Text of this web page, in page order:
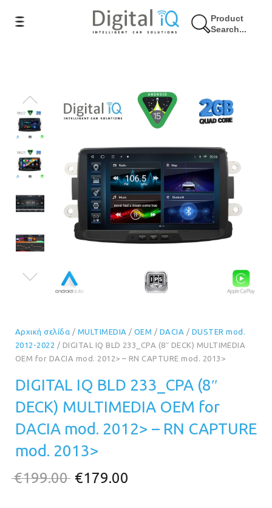
Product
Search...
10% Έκπτωση
Αρχική σελίδα / MULTIMEDIA / OEM / DACIA / DUSTER mod.
2012-2022 / DIGITAL IQ BLD 233_CPA (8″ DECK) MULTIMEDIA
OEM for DACIA mod. 2012> – RN CAPTURE mod. 2013>
DIGITAL IQ BLD 233_CPA (8″
DECK) MULTIMEDIA OEM for
DACIA mod. 2012> – RN CAPTURE
mod. 2013>
€199.00 Original
€179.00